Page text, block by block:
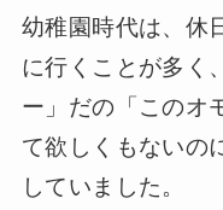
幼稚園時代は、休
に行くことが多く
ー」だの「このオ
て欲しくもないの
していました。